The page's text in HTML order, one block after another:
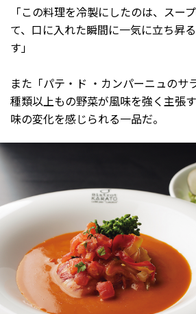
「この料理を冷製にしたのは、スー
て、口に入れた瞬間に一気に立ち昇
す」
また「パテ・ド ・カンパーニュのサ
種類以上もの野菜が風味を強く主張
味の変化を感じられる一品だ。